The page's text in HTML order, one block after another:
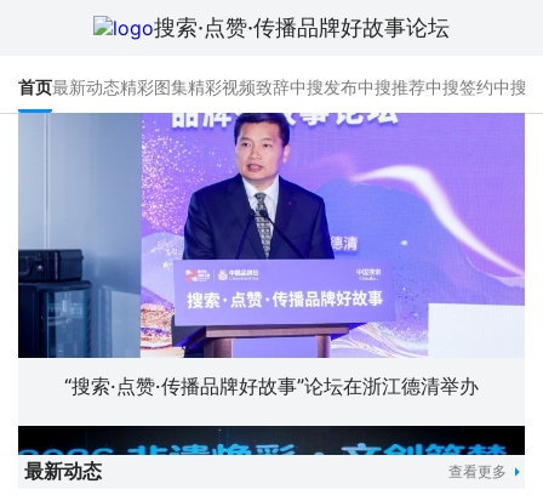
搜索·点赞·传播品牌好故事论坛
首页最新动态精彩图集精彩视频致辞中搜发布中搜推荐中搜签约中搜
“搜索·点赞·传播品牌好故事”论坛在浙江德清举办
最新动态 查看更多